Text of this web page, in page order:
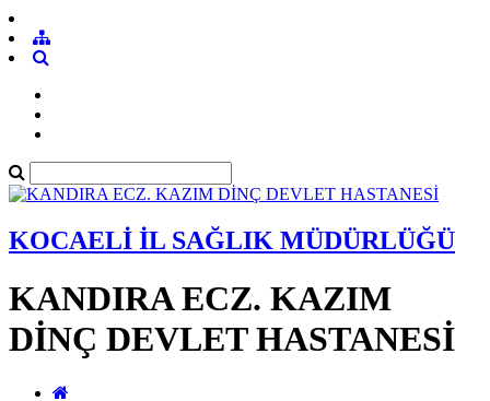
KOCAELİ İL SAĞLIK MÜDÜRLÜĞÜ
KANDIRA ECZ. KAZIM
DİNÇ DEVLET HASTANESİ